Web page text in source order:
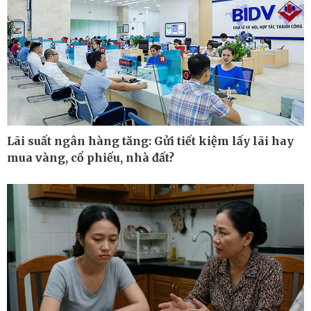
Ô tô - Xe máy
Ô tô
Xe máy
Doanh nghiệp
Thông tin doanh nghiệp
Doanh nghiệp 24h
Doanh nhân
Vì cộng đồng
Lãi suất ngân hàng tăng: Gửi tiết kiệm lấy lãi hay
mua vàng, cổ phiếu, nhà đất?